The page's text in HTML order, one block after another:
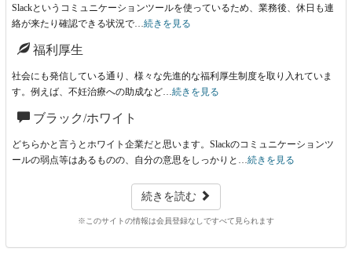
Slackというコミュニケーションツールを使っているため、業務後、休日も連
絡が来たり確認できる状況で…続きを見る
福利厚生
社会にも発信している通り、様々な先進的な福利厚生制度を取り入れていま
す。例えば、不妊治療への助成など…続きを見る
ブラック/ホワイト
どちらかと言うとホワイト企業だと思います。Slackのコミュニケーションツ
ールの弱点等はあるものの、自分の意思をしっかりと…続きを見る
続きを読む
※このサイトの情報は会員登録なしですべて見られます